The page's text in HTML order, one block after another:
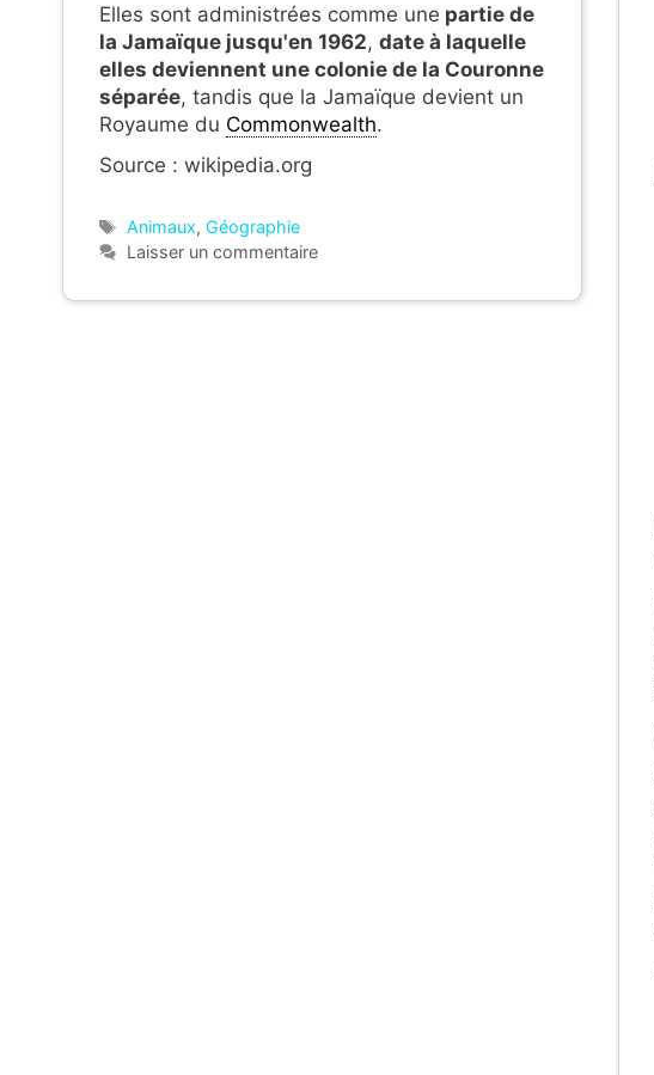
Elles sont administrées comme une partie de
la Jamaïque jusqu'en 1962, date à laquelle
elles deviennent une colonie de la Couronne
séparée, tandis que la Jamaïque devient un
Royaume du Commonwealth.
Source : wikipedia.org
Étiquettes
Animaux,Géographie
Laisser un commentaire